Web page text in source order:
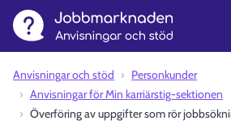
Anvisningar och stöd⁠
Personkunder
Anvisningar för Min karriärstig-sektionen
Överföring av uppgifter som rör